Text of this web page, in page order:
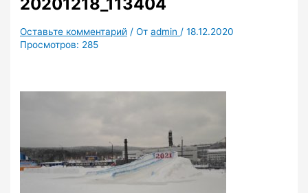
Оставьте комментарий / Отadmin /18.12.2020
Просмотров: 285